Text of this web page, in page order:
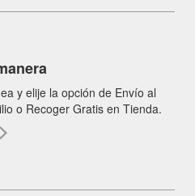
y elije la opción de Envío al
o Recoger Gratis en Tienda.